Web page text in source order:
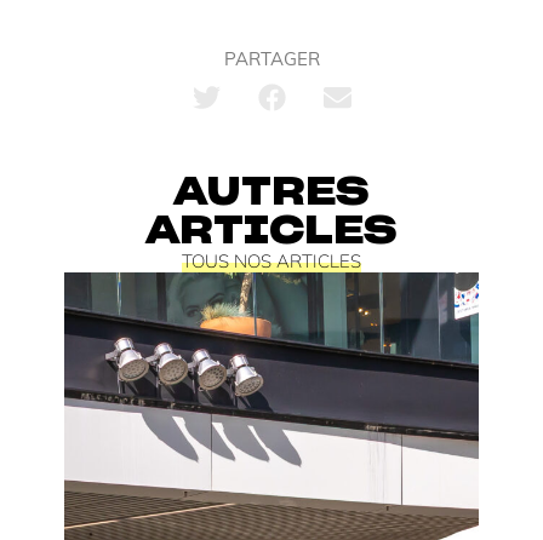
PARTAGER
AUTRES
ARTICLES
TOUS NOS ARTICLES